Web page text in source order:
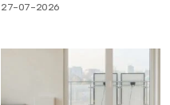
27-07-2026